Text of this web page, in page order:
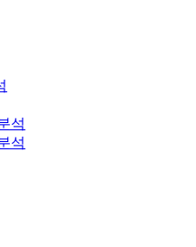
석
석